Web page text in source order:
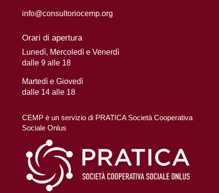
info@consultoriocemp.org
Orari di apertura
Lunedì, Mercoledì e Venerdì
dalle 9 alle 18
Martedì e Giovedì
dalle 14 alle 18
CEMP è un servizio di PRATICA Società Cooperativa
Sociale Onlus